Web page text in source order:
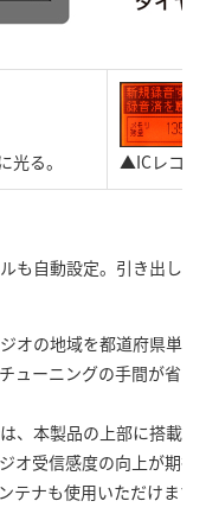
る。 ▲ICレコー
も自動設定。引き出しタ
オの地域を都道府県単
ューニングの手間が省
、本製品の上部に搭載
オ受信感度の向上が期
テナも使用いただけます